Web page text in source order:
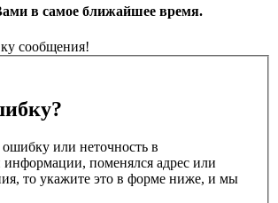
в самое ближайшее время.
сообщения!
или неточность в
информации, поменялся адрес или
то укажите это в форме ниже, и мы